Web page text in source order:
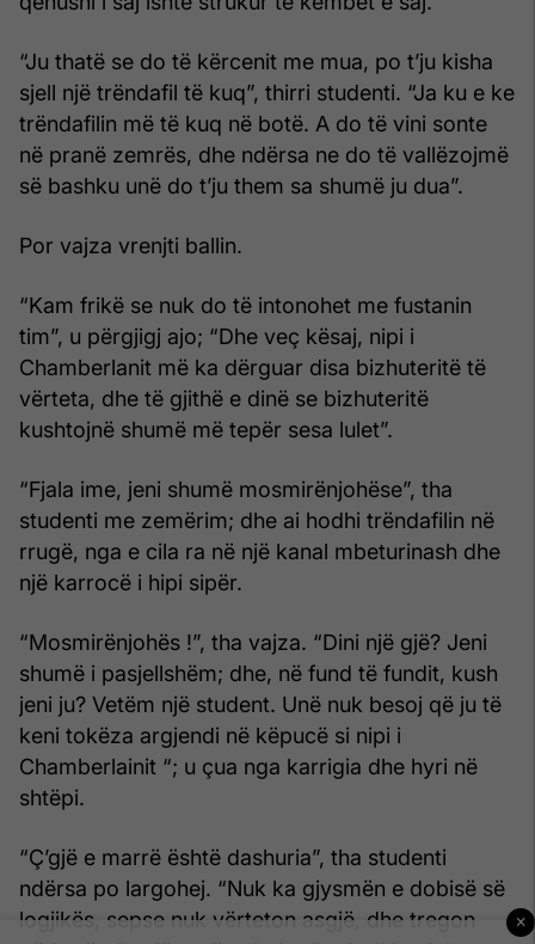
“Ju thatë se do të kërcenit me mua, po t’ju kisha
sjell një trëndafil të kuq”, thirri studenti. “Ja ku e ke
trëndafilin më të kuq në botë. A do të vini sonte
në pranë zemrës, dhe ndërsa ne do të vallëzojmë
së bashku unë do t’ju them sa shumë ju dua”.
Por vajza vrenjti ballin.
“Kam frikë se nuk do të intonohet me fustanin
tim”, u përgjigj ajo; “Dhe veç kësaj, nipi i
Chamberlanit më ka dërguar disa bizhuteritë të
vërteta, dhe të gjithë e dinë se bizhuteritë
kushtojnë shumë më tepër sesa lulet”.
“Fjala ime, jeni shumë mosmirënjohëse”, tha
studenti me zemërim; dhe ai hodhi trëndafilin në
rrugë, nga e cila ra në një kanal mbeturinash dhe
një karrocë i hipi sipër.
“Mosmirënjohës !”, tha vajza. “Dini një gjë? Jeni
shumë i pasjellshëm; dhe, në fund të fundit, kush
jeni ju? Vetëm një student. Unë nuk besoj që ju të
keni tokëza argjendi në këpucë si nipi i
Chamberlainit “; u çua nga karrigia dhe hyri në
shtëpi.
“Ç’gjë e marrë është dashuria”, tha studenti
ndërsa po largohej. “Nuk ka gjysmën e dobisë së
logjikës, sepse nuk vërteton asgjë, dhe tregon
×